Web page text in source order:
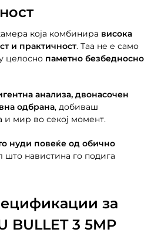
која комбинира висока
и практичност. Таа не е само
целосно паметно безбедносно
анализа, двонасочен
одбрана, добиваш
и мир во секој момент.
нуди повеќе од обично
што навистина го подига
за
BULLET 3 5MP